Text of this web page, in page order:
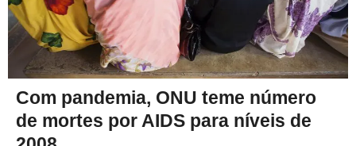
Com pandemia, ONU teme número
de mortes por AIDS para níveis de